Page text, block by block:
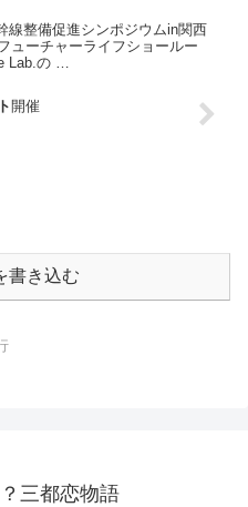
線整備促進シンポジウムin関西
ューチャーライフショールー
Lab.の …
開催
書き込む
三都恋物語